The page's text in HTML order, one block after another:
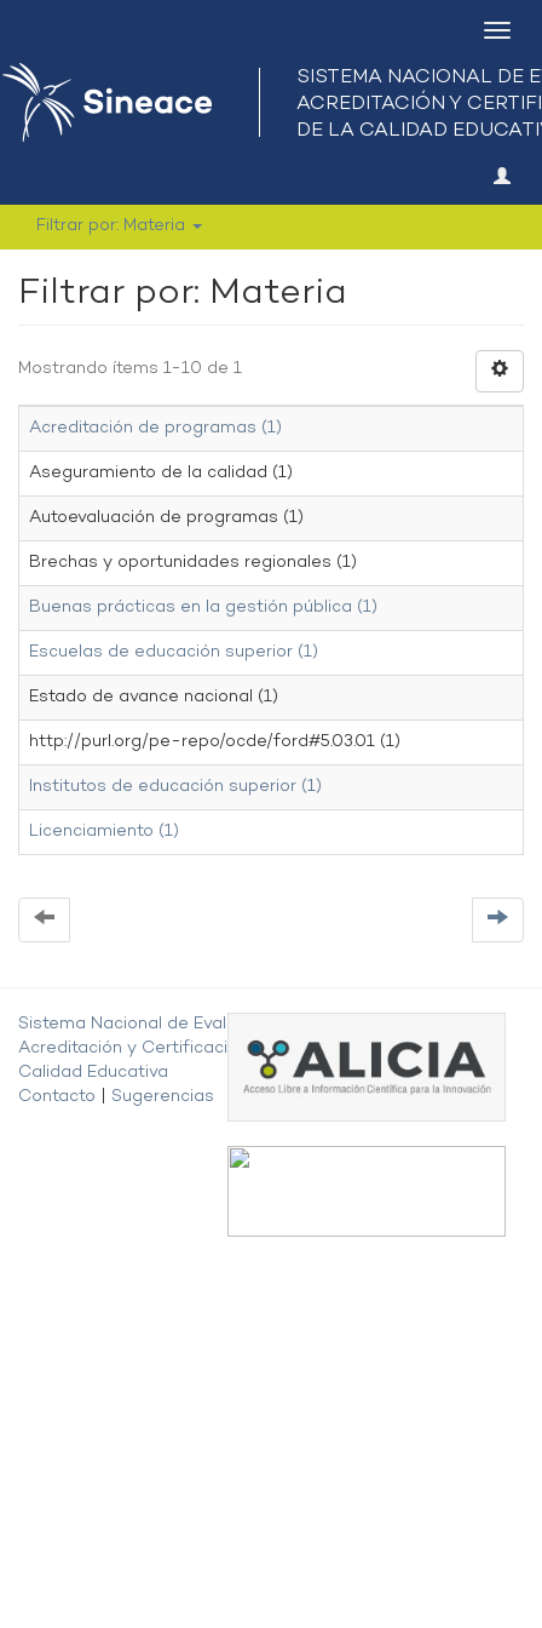
Filtrar por: Materia
Filtrar por: Materia
Mostrando ítems 1-10 de 1
Acreditación de programas (1)
Aseguramiento de la calidad (1)
Autoevaluación de programas (1)
Brechas y oportunidades regionales (1)
Buenas prácticas en la gestión pública (1)
Escuelas de educación superior (1)
Estado de avance nacional (1)
http://purl.org/pe-repo/ocde/ford#5.03.01 (1)
Institutos de educación superior (1)
Licenciamiento (1)
Sistema Nacional de Evaluación,
Acreditación y Certificación de la
Calidad Educativa
Contacto
Sugerencias